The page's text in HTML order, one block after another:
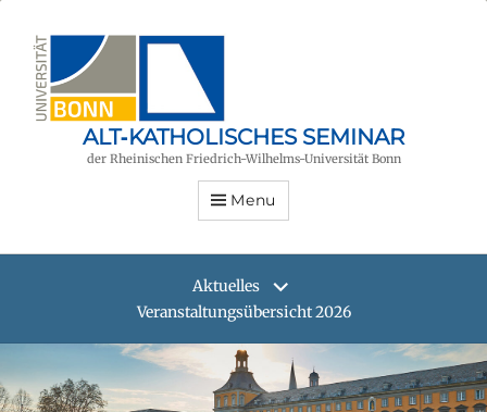
ALT‑KATHOLISCHES SEMINAR
der Rheinischen Friedrich-Wilhelms-Universität Bonn
Menu
Aktuelles
Veranstaltungsübersicht 2026